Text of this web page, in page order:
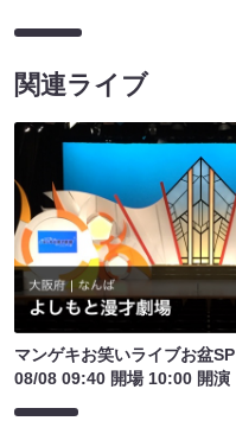
関連ライブ
マンゲキお笑いライブお盆SP
08/08 09:40 開場 10:00 開演